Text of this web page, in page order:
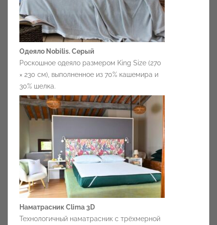
Одеяло Nobilis. Серый
Роскошное одеяло размером King Size (270
× 230 см), выполненное из 70% кашемира и
30% шелка.
Наматрасник Clima 3D
Технологичный наматрасник с трёхмерной